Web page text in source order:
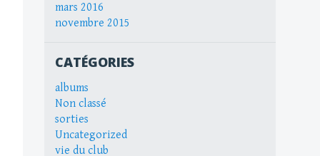
mars 2016
novembre 2015
CATÉGORIES
albums
Non classé
sorties
Uncategorized
vie du club